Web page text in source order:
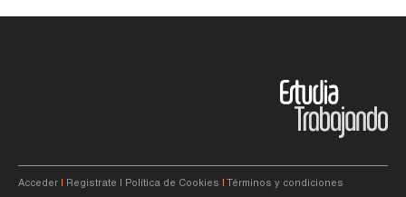
Acceder Registrate Política de Cookies Términos y condiciones